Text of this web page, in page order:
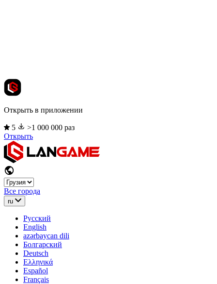
Открыть в приложении
5
>1 000 000 раз
Открыть
Все города
ru
Русский
English
azərbaycan dili
Болгарский
Deutsch
Ελληνικά
Español
Français